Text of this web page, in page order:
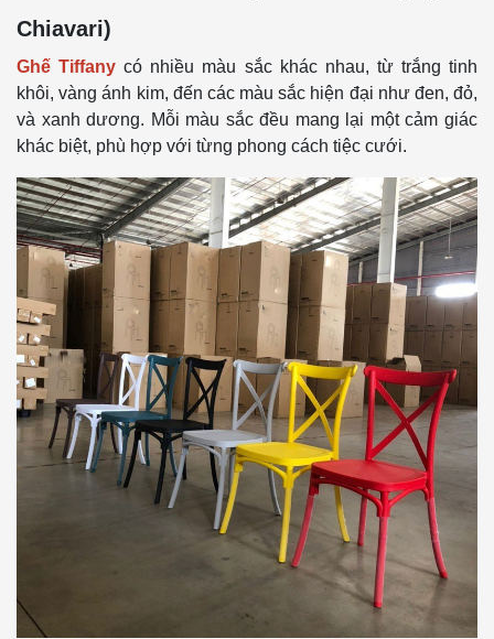
Chiavari)
Ghế Tiffany có nhiều màu sắc khác nhau, từ trắng tinh
khôi, vàng ánh kim, đến các màu sắc hiện đại như đen, đỏ,
và xanh dương. Mỗi màu sắc đều mang lại một cảm giác
khác biệt, phù hợp với từng phong cách tiệc cưới.